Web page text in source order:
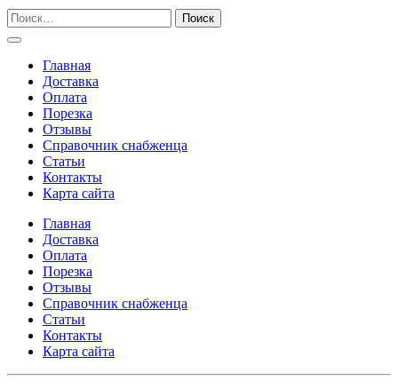
Главная
Доставка
Оплата
Порезка
Отзывы
Справочник снабженца
Статьи
Контакты
Карта сайта
Главная
Доставка
Оплата
Порезка
Отзывы
Справочник снабженца
Статьи
Контакты
Карта сайта